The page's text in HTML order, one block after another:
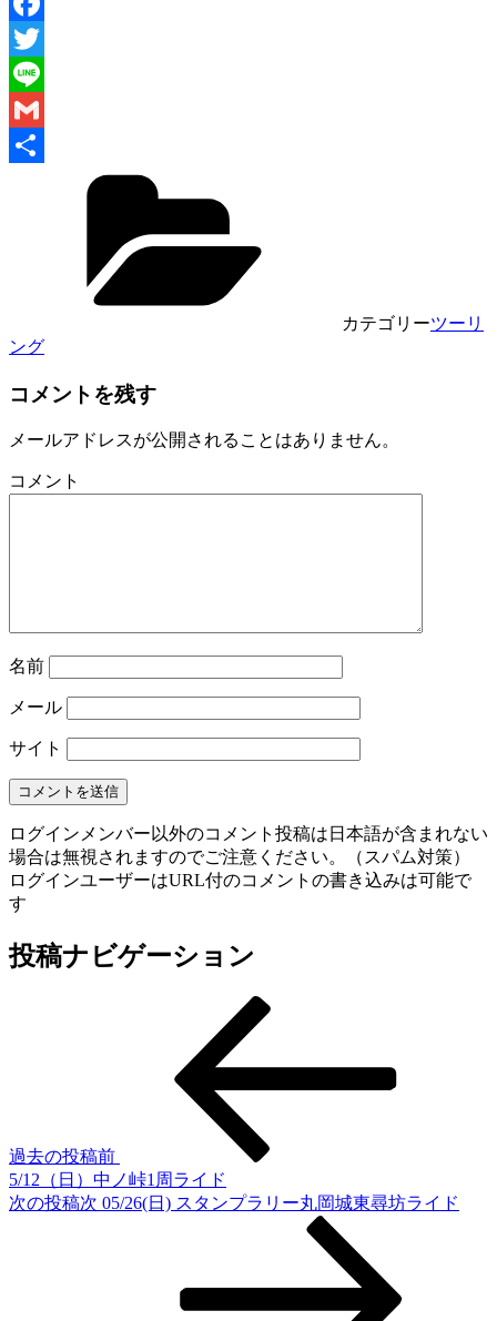
Facebook
Twitter
Line
Gmail
カテゴリーツーリ
ング
コメントを残す
メールアドレスが公開されることはありません。
コメント
名前
メール
サイト
ログインメンバー以外のコメント投稿は日本語が含まれない
場合は無視されますのでご注意ください。（スパム対策）
ログインユーザーはURL付のコメントの書き込みは可能で
す
投稿ナビゲーション
過去の投稿前
5/12（日）中ノ峠1周ライド
次の投稿次 05/26(日) スタンプラリー丸岡城東尋坊ライド